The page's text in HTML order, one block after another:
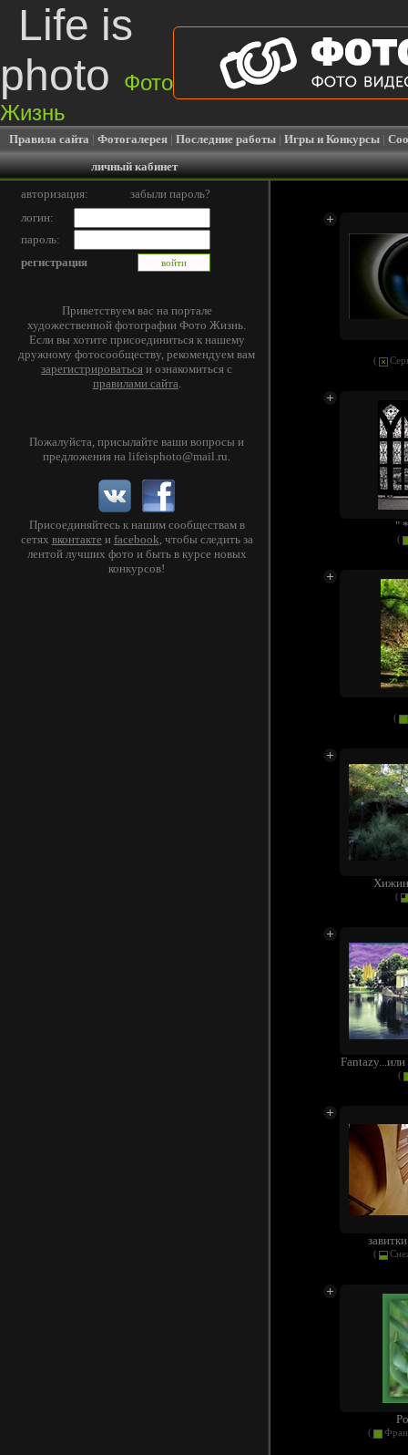
Life is
photo
Фото
Жизнь
Правила сайта | Фотогалерея | Последние работы | Игры и Конкурсы |
личный кабинет
авторизация:
забыли пароль?
логин:
пароль:
регистрация
Приветствуем вас на портале
художественной фотографии Фото Жизнь.
Если вы хотите присоединиться к нашему
дружному фотосообществу, рекомендуем вам
зарегистрироваться и ознакомиться с
правилами сайта.
Пожалуйста, присылайте ваши вопросы и
предложения наlifeisphoto@mail.ru.
Присоединяйтесь к нашим сообществам в
сетях вконтакте и facebook, чтобы следить за
лентой лучших фото и быть в курсе новых
конкурсов!
(
"
(
(
(
(
(
(